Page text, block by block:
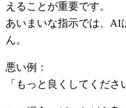
えることが重要です。
あいまいな指示では、AI
ん。
悪い例：
「もっと良くしてくださ